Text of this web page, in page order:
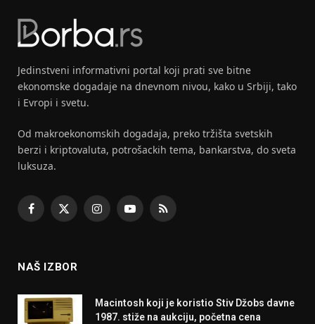
Jedinstveni informativni portal koji prati sve bitne
ekonomske dogadaje na dnevnom nivou, kako u Srbiji, tako
i Evropi i svetu.
Od makroekonomskih dogadaja, preko tržišta svetskih
berzi i kriptovaluta, potrošackih tema, bankarstva, do sveta
luksuza.
Facebook
X
InstagramYouTubeRSS
NAŠ IZBOR
Macintosh koji je koristio Stiv Džobs davne
1987. stiže na aukciju, početna cena